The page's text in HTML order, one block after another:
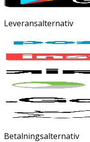
Leveransalternativ
Betalningsalternativ